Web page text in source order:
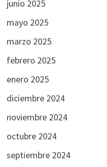
junio 2025
mayo 2025
marzo 2025
febrero 2025
enero 2025
diciembre 2024
noviembre 2024
octubre 2024
septiembre 2024